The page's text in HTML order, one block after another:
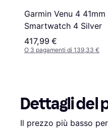
Garmin Venu 4 41mm
Smartwatch 4 Silver
417,99 €
O 3 pagamenti di 139,33 €
Dettagli del
Il prezzo più basso per